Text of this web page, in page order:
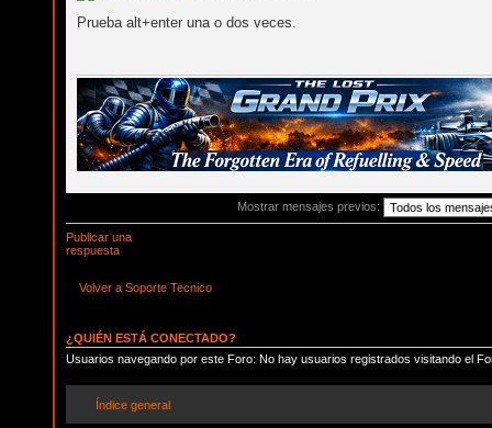
Prueba alt+enter una o dos veces.
Mostrar mensajes previos:
Publicar una
respuesta
Volver a Soporte Tecnico
¿QUIÉN ESTÁ CONECTADO?
Usuarios navegando por este Foro: No hay usuarios registrados visitando el
Índice general